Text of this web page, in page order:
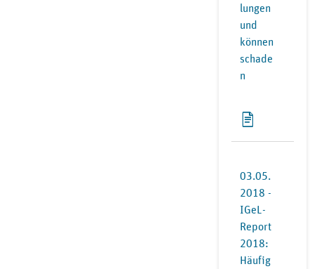
lungen
und
können
schade
n
03.05.
2018 -
IGeL-
Report
2018:
Häufig